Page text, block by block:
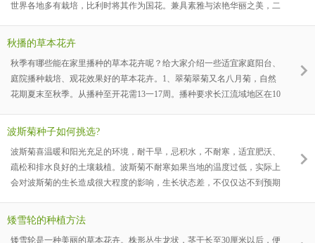
世界各地多有栽培，比利时将其作为国花。兼具素雅与浓艳华丽之美，二
草中的妙品。如今虞美人在中国广泛栽培，以江苏、浙江一带最多。是春
25∼90公分(10∼35吋)高的茎顶上，直径约7∼10公分。花瓣4片，通常为
鲜豔的红色，有时基部有
秋播的草本花卉
秋季有哪些能在家里播种的草本花卉呢？给大家介绍一些适宜家庭阳台、
庭院播种栽培、观花效果好的草本花卉。1、翠菊翠菊又名八月菊，自然
花期夏末至秋季。从播种至开花需13一17周。播种要求长江流域地区在10
光，播后不需覆土，覆盖稻草或塑料薄膜，发芽适温18℃一21℃。播后1
土用泥炭土、肥沃园土和沙的混合土。盆栽植株浇水需适度，不能过分干
燥和过分湿润，当土表干燥时及时充分浇水。2、飞燕草飞
波斯菊种子如何挑选?
波斯菊喜温暖和阳光充足的环境，耐干旱，忌积水，不耐寒，适宜肥沃、
疏松和排水良好的土壤栽植。波斯菊不耐寒如果当地的温度过低，实际上
会对波斯菊的生长造成很大程度的影响，生长状态差，不仅仅达不到预期
矮雪轮的种植方法
矮雪轮是一种美丽的草本花卉。株形丛生龙状，茎干长至30厘米以后，便